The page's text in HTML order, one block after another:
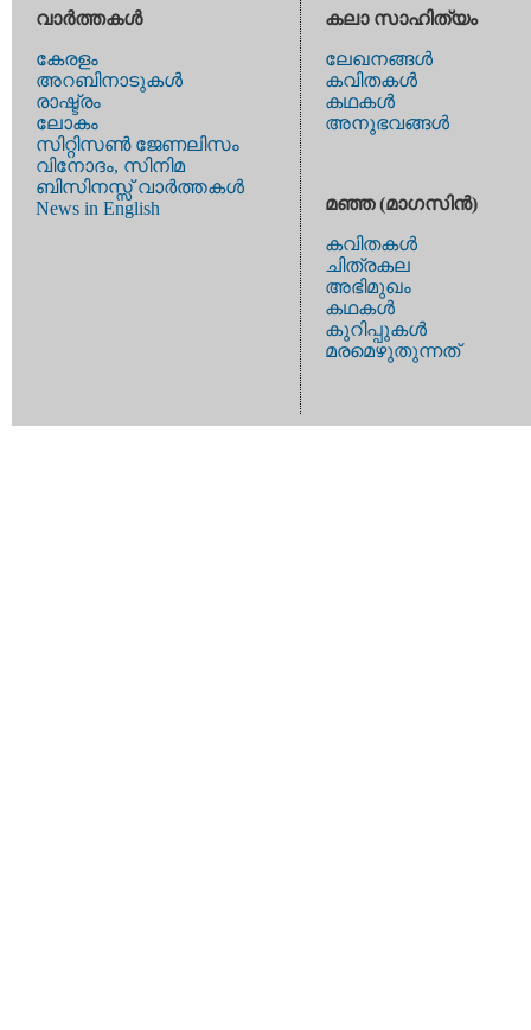
വാര്‍ത്തകള്‍
കേരളം
അറബിനാടുകള്‍
രാഷ്ട്രം
ലോകം
സിറ്റിസണ്‍ ജേണലിസം
വിനോദം, സിനിമ
ബിസിനസ്സ് വാര്‍ത്തകള്‍
News in English
കലാ സാഹിത്യം
ലേഖനങ്ങള്‍
കവിതകള്‍
കഥകള്‍
അനുഭവങ്ങള്‍
മഞ്ഞ (മാഗസിന്‍)
കവിതകള്‍
ചിത്രകല
അഭിമുഖം
കഥകള്‍
കുറിപ്പുകള്‍
മരമെഴുതുന്നത്